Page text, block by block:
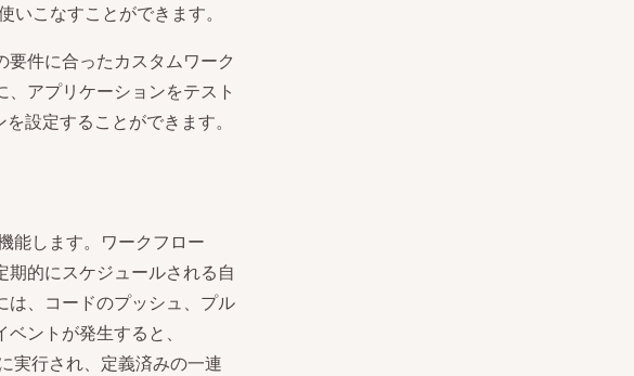
こなすことができます。
要件に合ったカスタムワーク
アプリケーションをテスト
設定することができます。
能します。ワークフロー
的にスケジュールされる自
は、コードのプッシュ、プル
ントが発生すると、
実行され、定義済みの一連